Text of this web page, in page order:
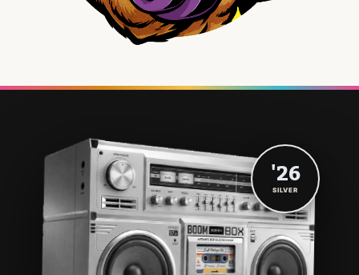
'26
SILVER